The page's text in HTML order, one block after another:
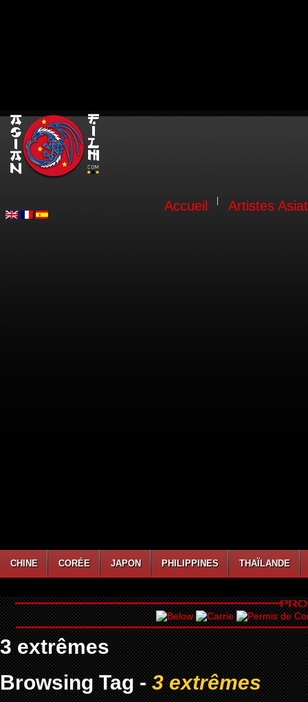
Accueil Artistes
CHINE CORÉE JAPON PHILIPPINES THAÏLANDE
3 extrêmes
Browsing Tag -3 extrêmes